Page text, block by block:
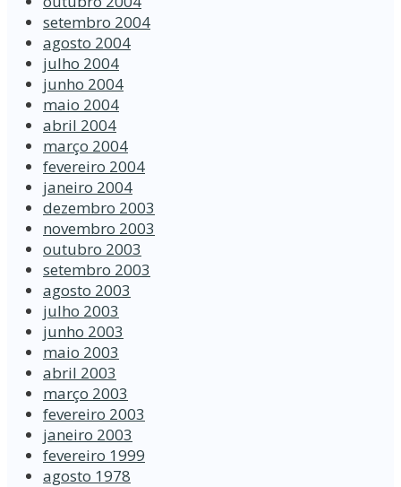
setembro 2004
agosto 2004
julho 2004
junho 2004
maio 2004
abril 2004
março 2004
fevereiro 2004
janeiro 2004
dezembro 2003
novembro 2003
outubro 2003
setembro 2003
agosto 2003
julho 2003
junho 2003
maio 2003
abril 2003
março 2003
fevereiro 2003
janeiro 2003
fevereiro 1999
agosto 1978